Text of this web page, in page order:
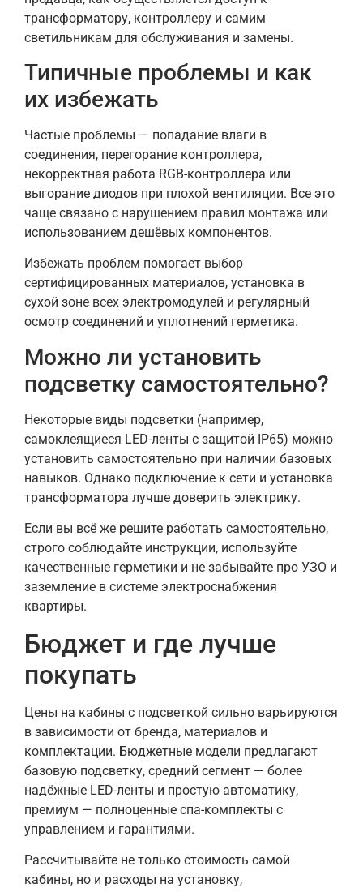
трансформатору, контроллеру и самим
светильникам для обслуживания и замены.
Типичные проблемы и как
их избежать
Частые проблемы — попадание влаги в
соединения, перегорание контроллера,
некорректная работа RGB-контроллера или
выгорание диодов при плохой вентиляции. Все это
чаще связано с нарушением правил монтажа или
использованием дешёвых компонентов.
Избежать проблем помогает выбор
сертифицированных материалов, установка в
сухой зоне всех электромодулей и регулярный
осмотр соединений и уплотнений герметика.
Можно ли установить
подсветку самостоятельно?
Некоторые виды подсветки (например,
самоклеящиеся LED-ленты с защитой IP65) можно
установить самостоятельно при наличии базовых
навыков. Однако подключение к сети и установка
трансформатора лучше доверить электрику.
Если вы всё же решите работать самостоятельно,
строго соблюдайте инструкции, используйте
качественные герметики и не забывайте про УЗО и
заземление в системе электроснабжения
квартиры.
Бюджет и где лучше
покупать
Цены на кабины с подсветкой сильно варьируются
в зависимости от бренда, материалов и
комплектации. Бюджетные модели предлагают
базовую подсветку, средний сегмент — более
надёжные LED-ленты и простую автоматику,
премиум — полноценные спа-комплекты с
управлением и гарантиями.
Рассчитывайте не только стоимость самой
кабины, но и расходы на установку,